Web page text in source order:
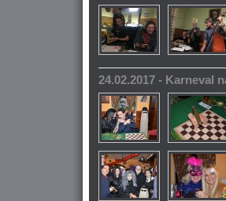
24.02.2017 - Karneval